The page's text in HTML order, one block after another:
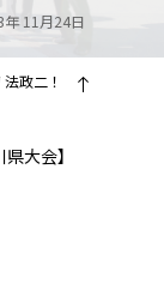
年 11月24日
政二！
大会】